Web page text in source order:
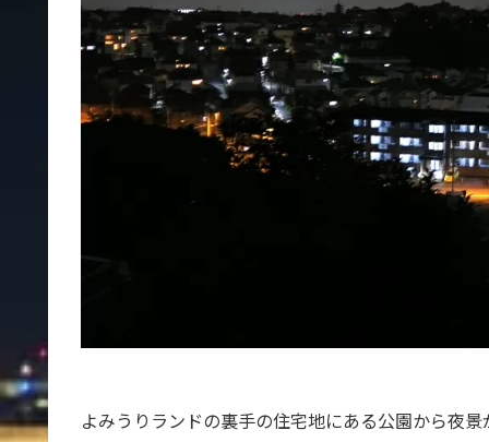
よみうりランドの裏手の住宅地にある公園から夜